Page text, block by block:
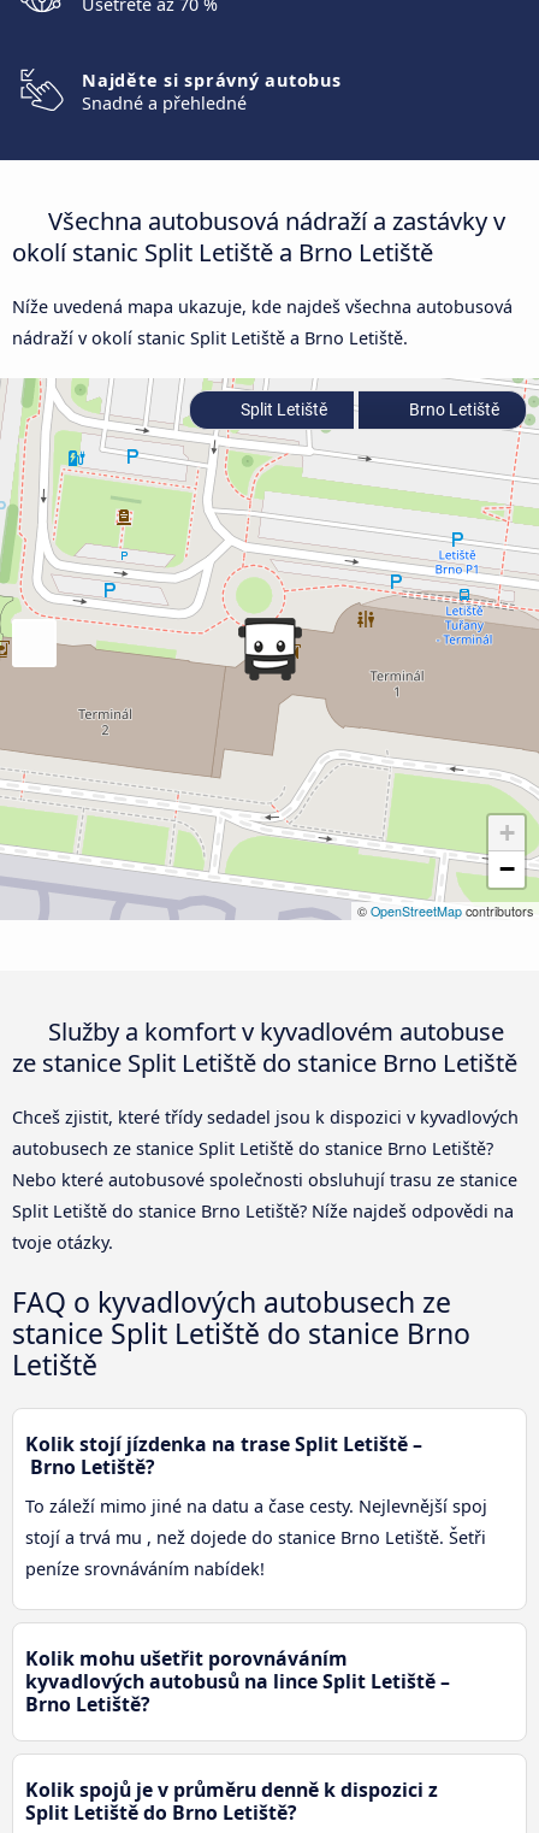
Najděte si správný autobus
Snadné a přehledné
Všechna autobusová nádraží a zastávky v
okolí stanic Split Letiště a Brno Letiště
Níže uvedená mapa ukazuje, kde najdeš všechna autobusová
nádraží v okolí stanic Split Letiště a Brno Letiště.
+
−
© OpenStreetMap contributors
Split Letiště Brno Letiště
Služby a komfort v kyvadlovém autobuse
ze stanice Split Letiště do stanice Brno Letiště
Chceš zjistit, které třídy sedadel jsou k dispozici v kyvadlových
autobusech ze stanice Split Letiště do stanice Brno Letiště?
Nebo které autobusové společnosti obsluhují trasu ze stanice
Split Letiště do stanice Brno Letiště? Níže najdeš odpovědi na
tvoje otázky.
FAQ o kyvadlových autobusech ze
stanice Split Letiště do stanice Brno
Letiště
Kolik stojí jízdenka na trase Split Letiště –
Brno Letiště?
To záleží mimo jiné na datu a čase cesty. Nejlevnější spoj
stojí a trvá mu , než dojede do stanice Brno Letiště. Šetři
peníze srovnáváním nabídek!
Kolik mohu ušetřit porovnáváním
kyvadlových autobusů na lince Split Letiště –
Brno Letiště?
Kolik spojů je v průměru denně k dispozici z
Split Letiště do Brno Letiště?